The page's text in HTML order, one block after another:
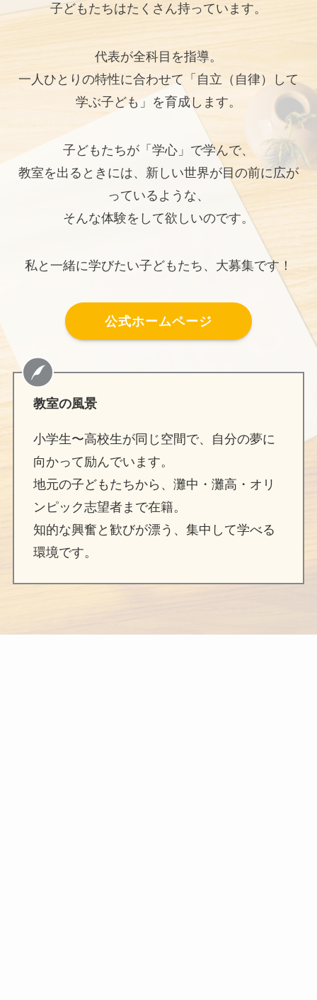
子どもたちはたくさん持っています。
代表が全科目を指導。
一人ひとりの特性に合わせて「自立（自律）して
学ぶ子ども」を育成します。
子どもたちが「学心」で学んで、
教室を出るときには、新しい世界が目の前に広が
っているような、
そんな体験をして欲しいのです。
私と一緒に学びたい子どもたち、大募集です！
公式ホームページ
教室の風景
小学生〜高校生が同じ空間で、自分の夢に
向かって励んでいます。
地元の子どもたちから、灘中・灘高・オリ
ンピック志望者まで在籍。
知的な興奮と歓びが漂う、集中して学べる
環境です。